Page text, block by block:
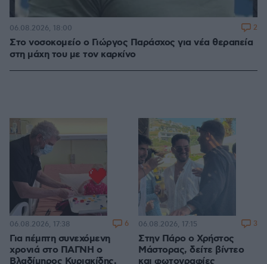
Στο νοσοκομείο ο Γιώργος Παράσχος για νέα θεραπεία
στη μάχη του με τον καρκίνο
06.08.2026, 18:00 2
Για πέμπτη συνεχόμενη
χρονιά στο ΠΑΓΝΗ ο
Βλαδίμηρος Κυριακίδης,
06.08.2026, 17:38 6
Στην Πάρο ο Χρήστος
Μάστορας, δείτε βίντεο
και φωτογραφίες
06.08.2026, 17:15 3